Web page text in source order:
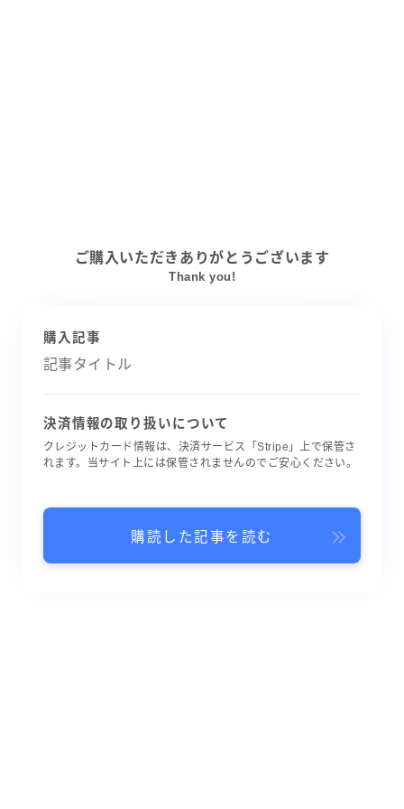
ご購入いただきありがとうございます
Thank you!
購入記事
記事タイトル
決済情報の取り扱いについて
クレジットカード情報は、決済サービス「Stripe」上で保管さ
れます。当サイト上には保管されませんのでご安心ください。
購読した記事を読む